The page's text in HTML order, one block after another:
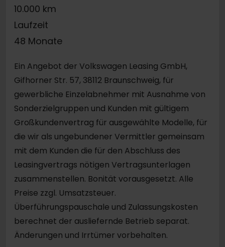
10.000 km
Laufzeit
48 Monate
Ein Angebot der Volkswagen Leasing GmbH,
Gifhorner Str. 57, 38112 Braunschweig, für
gewerbliche Einzelabnehmer mit Ausnahme von
Sonderzielgruppen und Kunden mit gültigem
Großkundenvertrag für ausgewählte Modelle, für
die wir als ungebundener Vermittler gemeinsam
mit dem Kunden die für den Abschluss des
Leasingvertrags nötigen Vertragsunterlagen
zusammenstellen. Bonität vorausgesetzt. Alle
Preise zzgl. Umsatzsteuer.
Überführungspauschale und Zulassungskosten
berechnet der ausliefernde Betrieb separat.
Änderungen und Irrtümer vorbehalten.